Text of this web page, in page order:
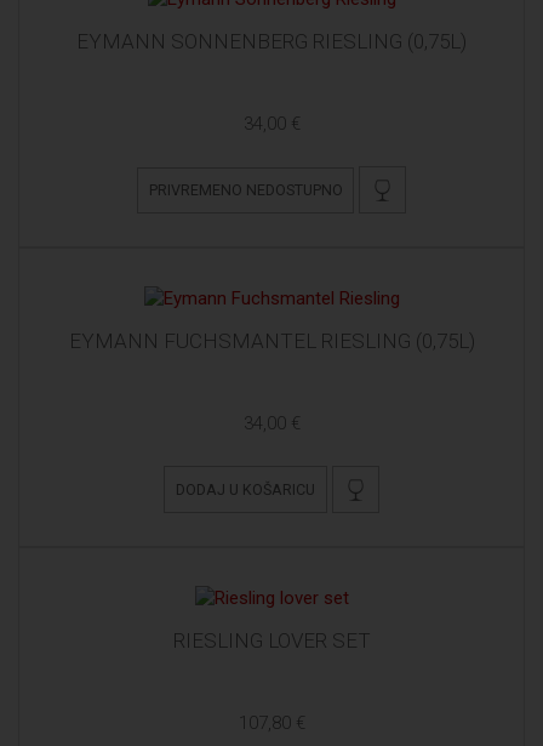
EYMANN SONNENBERG RIESLING (0,75L)
34,00 €
PRIVREMENO NEDOSTUPNO
EYMANN FUCHSMANTEL RIESLING (0,75L)
34,00 €
DODAJ U KOŠARICU
RIESLING LOVER SET
107,80 €